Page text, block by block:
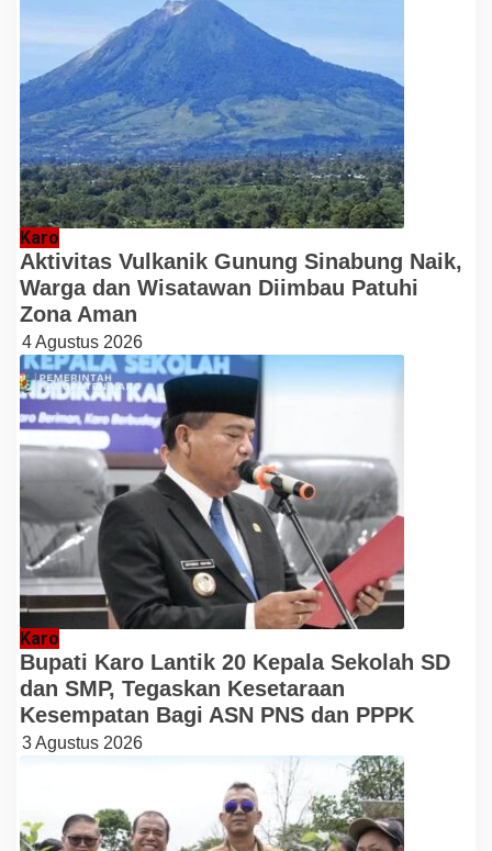
Karo
Aktivitas Vulkanik Gunung Sinabung Naik,
Warga dan Wisatawan Diimbau Patuhi
Zona Aman
4 Agustus 2026
Karo
Bupati Karo Lantik 20 Kepala Sekolah SD
dan SMP, Tegaskan Kesetaraan
Kesempatan Bagi ASN PNS dan PPPK
3 Agustus 2026